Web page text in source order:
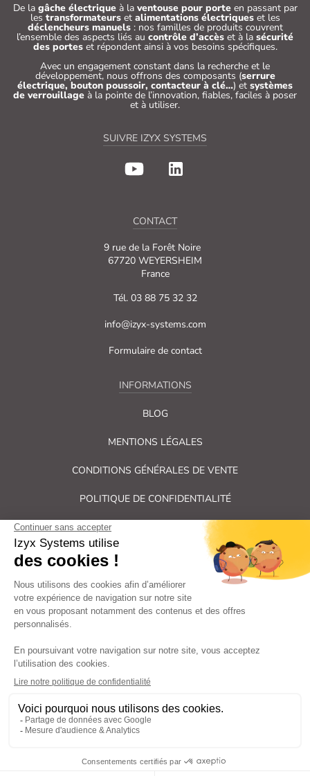
De la gâche électriqueà la ventouse pour porteen passant par
les transformateurset alimentations électriqueset les
déclencheurs manuels: nos familles de produits couvrent
l’ensemble des aspects liés au contrôle d’accès et à la sécurité
des porteset répondent ainsi à vos besoins spécifiques.
Avec un engagement constant dans la recherche et le
développement, nous offrons des composants (serrure
électrique, bouton poussoir, contacteur à clé…) et systèmes
de verrouillage à la pointe de l’innovation, fiables, faciles à poser
et à utiliser.
SUIVRE IZYX SYSTEMS
CONTACT
9 rue de la Forêt Noire
67720 WEYERSHEIM
France
Tél. 03 88 75 32 32
info@izyx-systems.com
Formulaire de contact
INFORMATIONS
BLOG
MENTIONS LÉGALES
CONDITIONS GÉNÉRALES DE VENTE
POLITIQUE DE CONFIDENTIALITÉ
Tous droits réservés Izyx Systems ©
Contrôle des accès et verrouillage de porte : serrure électrique,
gâche électrique, ventouse électromagnétique